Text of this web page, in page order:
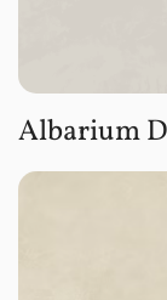
Albarium